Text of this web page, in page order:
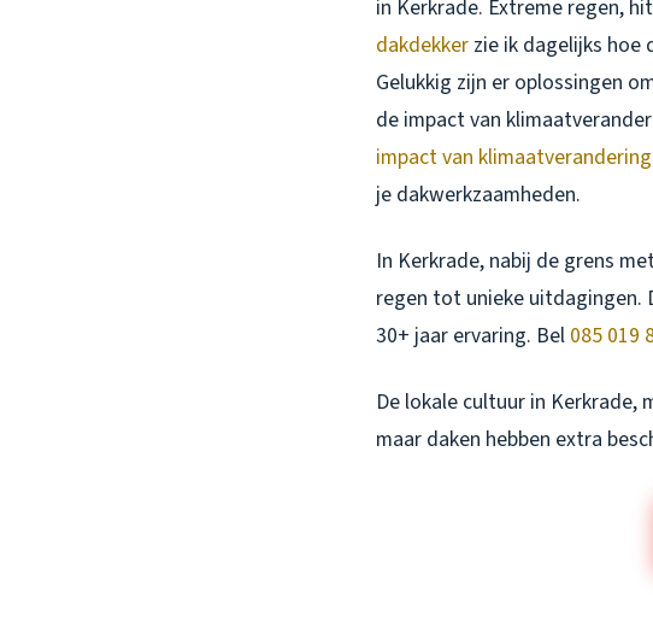
in Kerkrade. Extreme regen,
dakdekker zie ik dagelijks hoe
Gelukkig zijn er oplossingen
de impact van
impact van
je dakwerkzaamheden.
In Kerkrade, nabij de grens
regen tot unieke uitdagingen.
30+ jaar ervaring. Bel 085 019
De lokale cultuur in Kerkrade,
maar daken hebben extra